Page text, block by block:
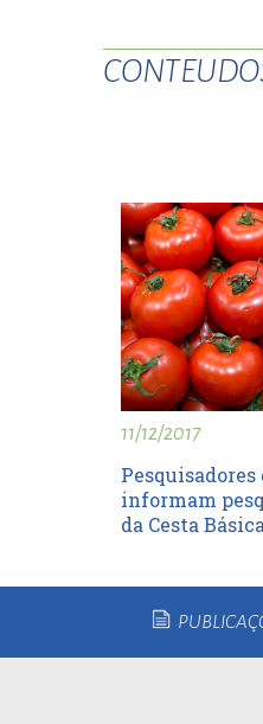
11/12/2017
informam
da Cesta